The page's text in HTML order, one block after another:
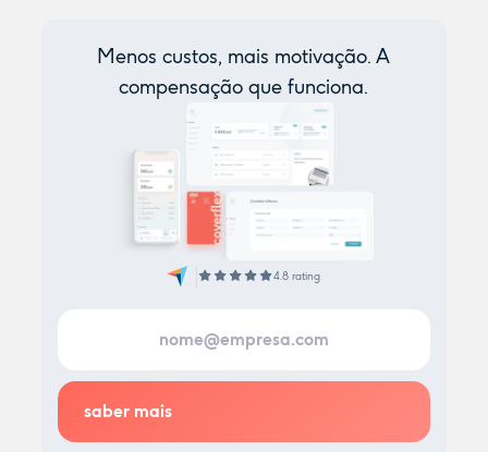
Menos custos, mais motivação. A
compensação que funciona.
4.8 rating